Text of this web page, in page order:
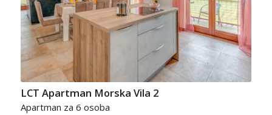
LCT Apartman Morska Vila 2
Apartman za 6 osoba